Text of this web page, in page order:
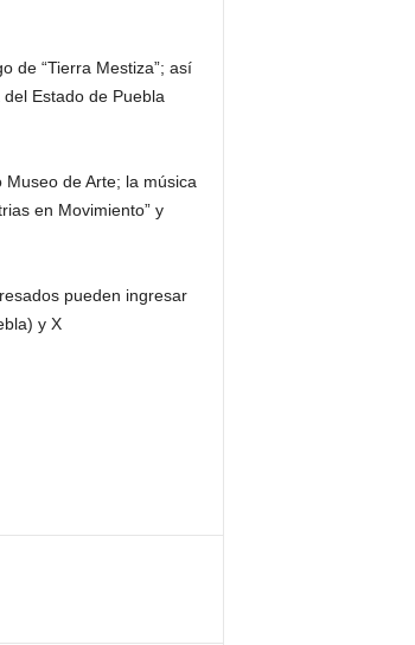
de “Tierra Mestiza”; así
Estado de Puebla
de Arte; la música
en Movimiento” y
pueden ingresar
y X